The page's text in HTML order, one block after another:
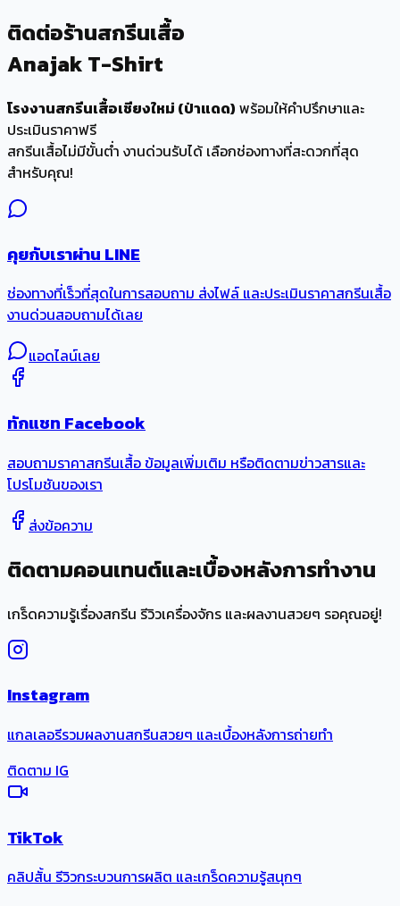
ติดต่อร้านสกรีนเสื้อ
Anajak T-Shirt
โรงงานสกรีนเสื้อเชียงใหม่ (ป่าแดด) พร้อมให้คำปรึกษาและ
ประเมินราคาฟรี
สกรีนเสื้อไม่มีขั้นต่ำ งานด่วนรับได้ เลือกช่องทางที่สะดวกที่สุด
สำหรับคุณ!
คุยกับเราผ่าน LINE
ช่องทางที่เร็วที่สุดในการสอบถาม ส่งไฟล์ และประเมินราคาสกรีนเสื้อ
งานด่วนสอบถามได้เลย
แอดไลน์เลย
ทักแชท Facebook
สอบถามราคาสกรีนเสื้อ ข้อมูลเพิ่มเติม หรือติดตามข่าวสารและ
โปรโมชันของเรา
ส่งข้อความ
ติดตามคอนเทนต์และเบื้องหลังการทำงาน
เกร็ดความรู้เรื่องสกรีน รีวิวเครื่องจักร และผลงานสวยๆ รอคุณอยู่!
Instagram
แกลเลอรีรวมผลงานสกรีนสวยๆ และเบื้องหลังการถ่ายทำ
ติดตาม IG
TikTok
คลิปสั้น รีวิวกระบวนการผลิต และเกร็ดความรู้สนุกๆ